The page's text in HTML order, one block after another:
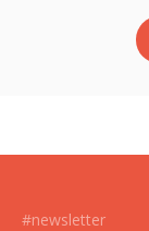
#newsletter